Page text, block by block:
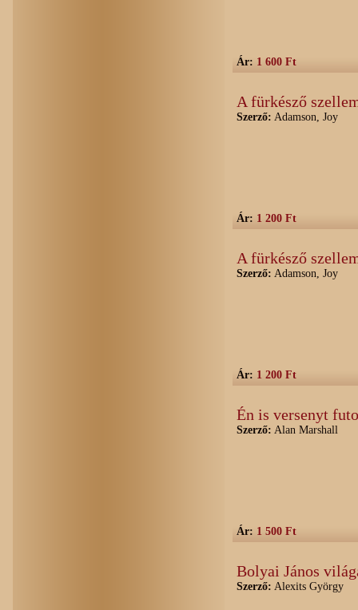
Ár: 1 600 Ft
A fürkésző
Szerző: Adamson, Joy
Ár: 1 200 Ft
A fürkésző
Szerző: Adamson, Joy
Ár: 1 200 Ft
Én is versenyt
Szerző: Alan Marshall
Ár: 1 500 Ft
Bolyai János
Szerző: Alexits György